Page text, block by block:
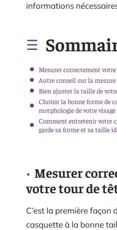
informations
Mesurer correctement
Autre conseil sur la mesure
Bien ajuster la taille de
Choisir la bonne forme de
morphologie de votre visage
Comment entretenir votre
garde sa forme et sa taille
Mesurer
votre tour de
C’est la première façon
casquette à la bonne